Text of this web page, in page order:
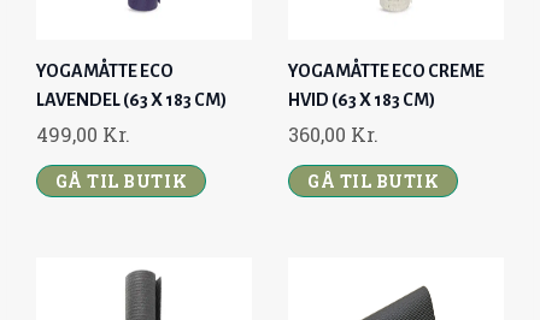
YOGAMÅTTE ECO
LAVENDEL (63 X 183 CM)
499,00 Kr.
GÅ TIL BUTIK
YOGAMÅTTE ECO CREME
HVID (63 X 183 CM)
360,00 Kr.
GÅ TIL BUTIK